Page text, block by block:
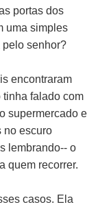
portas dos
uma simples
pelo senhor?
encontraram
tinha falado com
supermercado e
no escuro
lembrando-- o
quem recorrer.
casos. Ela